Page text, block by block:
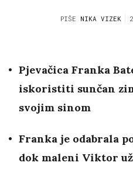
PIŠE NIKA VIZEK
Pjevačica Franka
iskoristiti sunčan
svojim sinom
Franka je odabrala
dok maleni Viktor